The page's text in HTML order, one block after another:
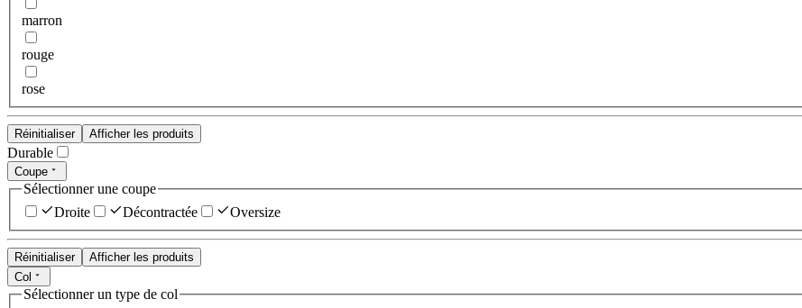
marron
rouge
rose
Réinitialiser Afficher les produits
Durable
Coupe
Sélectionner une coupe
Droite
Décontractée Oversize
Réinitialiser
Afficher les produits
Col
Sélectionner un type de col